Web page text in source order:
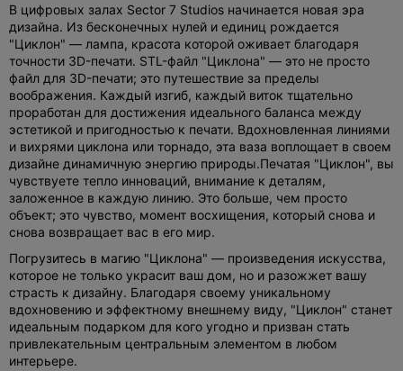
В цифровых залах Sector 7 Studios начинается новая эра
дизайна. Из бесконечных нулей и единиц рождается
"Циклон" — лампа, красота которой оживает благодаря
точности 3D-печати. STL-файл "Циклона" — это не просто
файл для 3D-печати; это путешествие за пределы
воображения. Каждый изгиб, каждый виток тщательно
проработан для достижения идеального баланса между
эстетикой и пригодностью к печати. Вдохновленная линиями
и вихрями циклона или торнадо, эта ваза воплощает в своем
дизайне динамичную энергию природы.Печатая "Циклон", вы
чувствуете тепло инноваций, внимание к деталям,
заложенное в каждую линию. Это больше, чем просто
объект; это чувство, момент восхищения, который снова и
снова возвращает вас в его мир.
Погрузитесь в магию "Циклона" — произведения искусства,
которое не только украсит ваш дом, но и разожжет вашу
страсть к дизайну. Благодаря своему уникальному
вдохновению и эффектному внешнему виду, "Циклон" станет
идеальным подарком для кого угодно и призван стать
привлекательным центральным элементом в любом
интерьере.